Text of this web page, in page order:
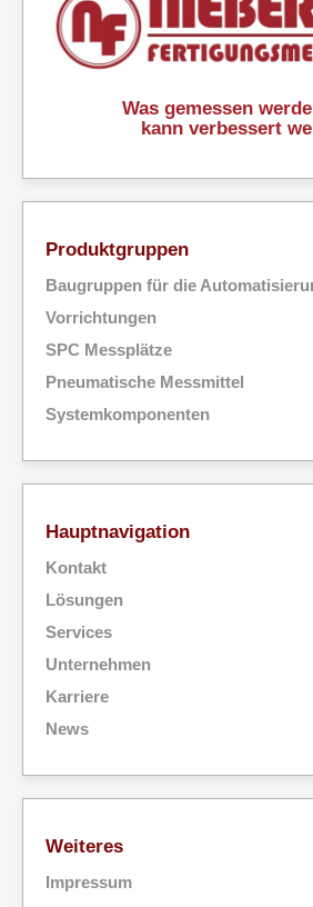
Was gemessen
kann verbessert
Produktgruppen
Baugruppen für die
Vorrichtungen
SPC Messplätze
Pneumatische Messmittel
Systemkomponenten
Hauptnavigation
Kontakt
Lösungen
Services
Unternehmen
Karriere
News
Weiteres
Impressum